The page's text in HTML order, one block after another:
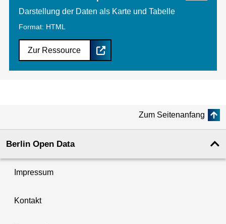
Darstellung der Daten als Karte und Tabelle
Format: HTML
Zur Ressource
Zum Seitenanfang
Berlin Open Data
Impressum
Kontakt